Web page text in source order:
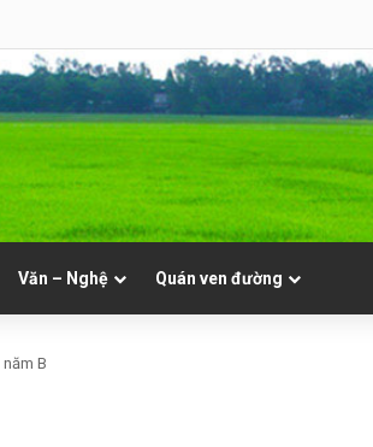
Văn – Nghệ Quán ven đường
B